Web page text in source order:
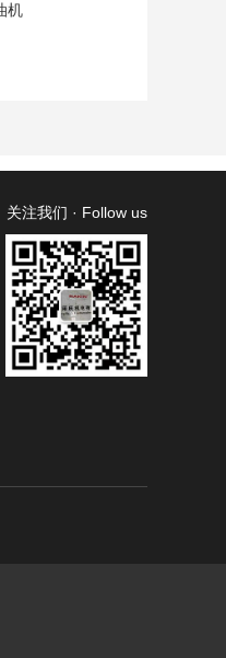
机
关注我们 · Follow us